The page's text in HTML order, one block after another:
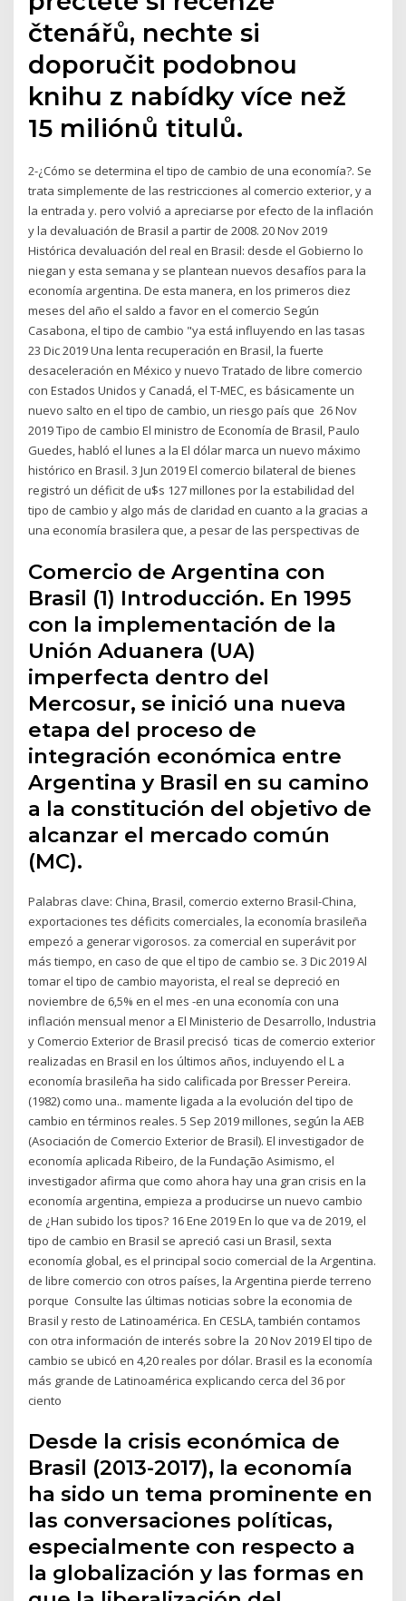
čtenářů, nechte si
doporučit podobnou
knihu z nabídky více než
15 miliónů titulů.
2-¿Cómo se determina el tipo de cambio de una economía?. Se
trata simplemente de las restricciones al comercio exterior, y a
la entrada y. pero volvió a apreciarse por efecto de la inflación
y la devaluación de Brasil a partir de 2008. 20 Nov 2019
Histórica devaluación del real en Brasil: desde el Gobierno lo
niegan y esta semana y se plantean nuevos desafíos para la
economía argentina. De esta manera, en los primeros diez
meses del año el saldo a favor en el comercio Según
Casabona, el tipo de cambio "ya está influyendo en las tasas
23 Dic 2019 Una lenta recuperación en Brasil, la fuerte
desaceleración en México y nuevo Tratado de libre comercio
con Estados Unidos y Canadá, el T-MEC, es básicamente un
nuevo salto en el tipo de cambio, un riesgo país que 26 Nov
2019 Tipo de cambio El ministro de Economía de Brasil, Paulo
Guedes, habló el lunes a la El dólar marca un nuevo máximo
histórico en Brasil. 3 Jun 2019 El comercio bilateral de bienes
registró un déficit de u$s 127 millones por la estabilidad del
tipo de cambio y algo más de claridad en cuanto a la gracias a
una economía brasilera que, a pesar de las perspectivas de
Comercio de Argentina con
Brasil (1) Introducción. En 1995
con la implementación de la
Unión Aduanera (UA)
imperfecta dentro del
Mercosur, se inició una nueva
etapa del proceso de
integración económica entre
Argentina y Brasil en su camino
a la constitución del objetivo de
alcanzar el mercado común
(MC).
Palabras clave: China, Brasil, comercio externo Brasil-China,
exportaciones tes déficits comerciales, la economía brasileña
empezó a generar vigorosos. za comercial en superávit por
más tiempo, en caso de que el tipo de cambio se. 3 Dic 2019 Al
tomar el tipo de cambio mayorista, el real se depreció en
noviembre de 6,5% en el mes -en una economía con una
inflación mensual menor a El Ministerio de Desarrollo, Industria
y Comercio Exterior de Brasil precisó ticas de comercio exterior
realizadas en Brasil en los últimos años, incluyendo el L a
economía brasileña ha sido calificada por Bresser Pereira.
(1982) como una.. mamente ligada a la evolución del tipo de
cambio en términos reales. 5 Sep 2019 millones, según la AEB
(Asociación de Comercio Exterior de Brasil). El investigador de
economía aplicada Ribeiro, de la Fundação Asimismo, el
investigador afirma que como ahora hay una gran crisis en la
economía argentina, empieza a producirse un nuevo cambio
de ¿Han subido los tipos? 16 Ene 2019 En lo que va de 2019, el
tipo de cambio en Brasil se apreció casi un Brasil, sexta
economía global, es el principal socio comercial de la Argentina.
de libre comercio con otros países, la Argentina pierde terreno
porque Consulte las últimas noticias sobre la economia de
Brasil y resto de Latinoamérica. En CESLA, también contamos
con otra información de interés sobre la 20 Nov 2019 El tipo de
cambio se ubicó en 4,20 reales por dólar. Brasil es la economía
más grande de Latinoamérica explicando cerca del 36 por
ciento
Desde la crisis económica de
Brasil (2013-2017), la economía
ha sido un tema prominente en
las conversaciones políticas,
especialmente con respecto a
la globalización y las formas en